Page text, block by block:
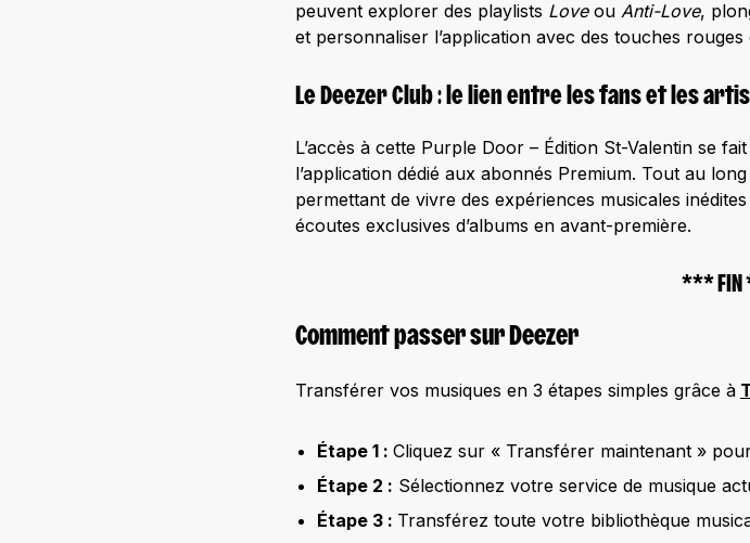
peuvent explorer des playlists Loveou Anti-Love,
et personnaliser l’application avec des touches rouges
Le Deezer Club : le lien entre les fans et les
L’accès à cette Purple Door – Édition St-Valentin se
l’application dédié aux abonnés Premium. Tout au
permettant de vivre des expériences musicales
écoutes exclusives d’albums en avant-première.
***
Comment passer sur Deezer
Transférer vos musiques en 3 étapes simples grâce à
Étape 1 : Cliquez sur « Transférer maintenant »
Étape 2 : Sélectionnez votre service de musique
Étape 3 : Transférez toute votre bibliothèque